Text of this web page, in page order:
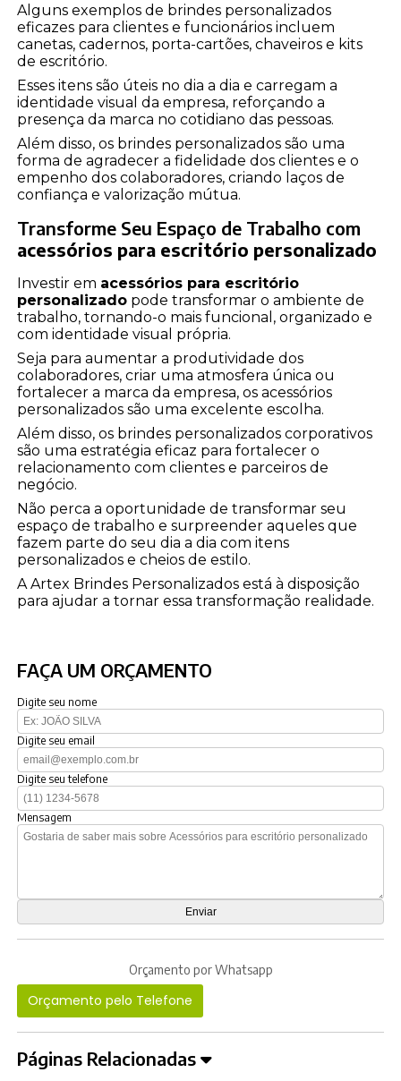
Alguns exemplos de brindes personalizados
eficazes para clientes e funcionários incluem
canetas, cadernos, porta-cartões, chaveiros e kits
de escritório.
Esses itens são úteis no dia a dia e carregam a
identidade visual da empresa, reforçando a
presença da marca no cotidiano das pessoas.
Além disso, os brindes personalizados são uma
forma de agradecer a fidelidade dos clientes e o
empenho dos colaboradores, criando laços de
confiança e valorização mútua.
Transforme Seu Espaço de Trabalho com
acessórios para escritório personalizado
Investir em acessórios para escritório
personalizado pode transformar o ambiente de
trabalho, tornando-o mais funcional, organizado e
com identidade visual própria.
Seja para aumentar a produtividade dos
colaboradores, criar uma atmosfera única ou
fortalecer a marca da empresa, os acessórios
personalizados são uma excelente escolha.
Além disso, os brindes personalizados corporativos
são uma estratégia eficaz para fortalecer o
relacionamento com clientes e parceiros de
negócio.
Não perca a oportunidade de transformar seu
espaço de trabalho e surpreender aqueles que
fazem parte do seu dia a dia com itens
personalizados e cheios de estilo.
A Artex Brindes Personalizados está à disposição
para ajudar a tornar essa transformação realidade.
FAÇA UM ORÇAMENTO
Digite seu nome
Digite seu email
Digite seu telefone
Mensagem
Orçamento por Whatsapp
Orçamento pelo Telefone
Páginas Relacionadas